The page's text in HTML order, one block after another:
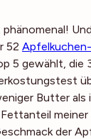
phänomenal!
52
5 gewählt,
Butter als
Fettanteil
der